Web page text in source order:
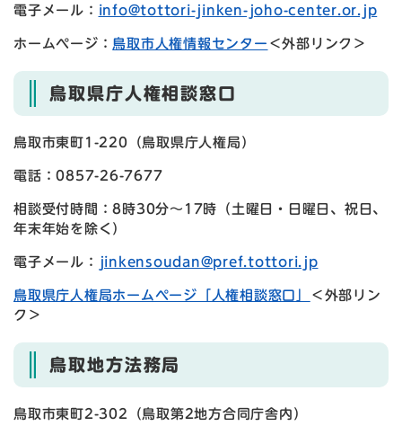
電子メール： info@tottori-jinken-joho-center.or.jp
ホームページ： 鳥取市人権情報センター ＜外部リンク＞
鳥取県庁人権相談窓口
鳥取市東町1-220（鳥取県庁人権局）
電話：0857-26-7677
相談受付時間：8時30分～17時（土曜日・日曜日、祝日、
年末年始を除く）
電子メール： jinkensoudan@pref.tottori.jp
鳥取県庁人権局ホームページ「人権相談窓口」
＜外部リン
ク＞
鳥取地方法務局
鳥取市東町2-302（鳥取第2地方合同庁舎内）